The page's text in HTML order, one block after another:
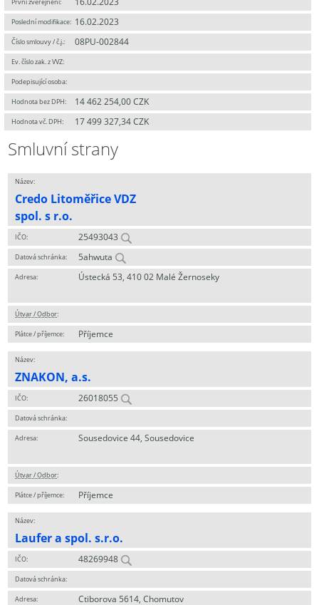
Poslední modifikace: 16.02.2023
Číslo smlouvy / č.j.: 08PU-002844
Ev. číslo zak. z VVZ:
Podepisující osoba:
Hodnota bez DPH: 14 462 254,00 CZK
Hodnota vč. DPH: 17 499 327,34 CZK
Smluvní strany
Název:
Credo Litoměřice VDZ
spol. s r.o.
IČO: 25493043
Datová schránka: 5ahwuta
Adresa: Ústecká 53, 410 02 Malé Žernoseky
Útvar / Odbor:
Plátce / příjemce: Příjemce
Název:
ZNAKON, a.s.
IČO: 26018055
Datová schránka:
Adresa: Sousedovice 44, Sousedovice
Útvar / Odbor:
Plátce / příjemce: Příjemce
Název:
Laufer a spol. s.r.o.
IČO: 48269948
Datová schránka:
Adresa: Ctiborova 5614, Chomutov